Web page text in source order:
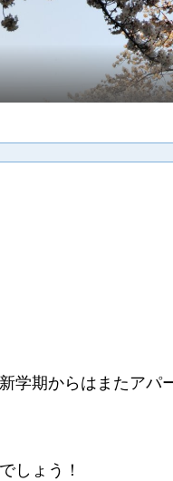
学期からはまたアパ
しょう！